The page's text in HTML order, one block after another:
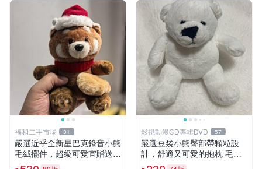
福和二手市場 31
嚴選近乎全新星巴克錄音小熊
毛絨擺件，超級可愛宜贈送掛
飾 錄音小熊 毛絨擺件 贈品
影視動漫CD專輯DVD 57
嚴選豆袋小熊臀部帶顆粒設
計，舒適又可愛的抱枕 毛絨
抱枕、臀部按摩、坐墊